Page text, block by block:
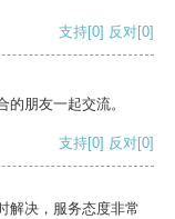
支持[0] 反对[0]
朋友一起交流。
支持[0] 反对[0]
解决，服务态度非常